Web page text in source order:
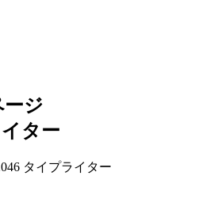
ジ
ター
タイプライター